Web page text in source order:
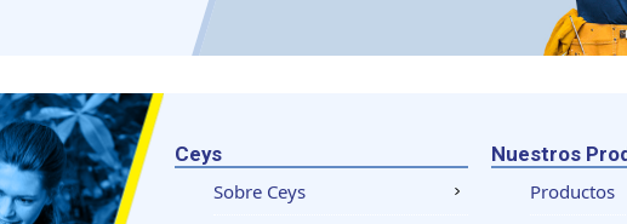
Ceys
Sobre Ceys
Nuestros
Productos